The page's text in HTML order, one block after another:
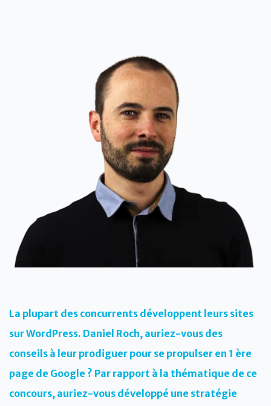
La plupart des concurrents développent leurs sites
sur WordPress. Daniel Roch, auriez-vous des
conseils à leur prodiguer pour se propulser en 1 ère
page de Google ? Par rapport à la thématique de ce
concours, auriez-vous développé une stratégie